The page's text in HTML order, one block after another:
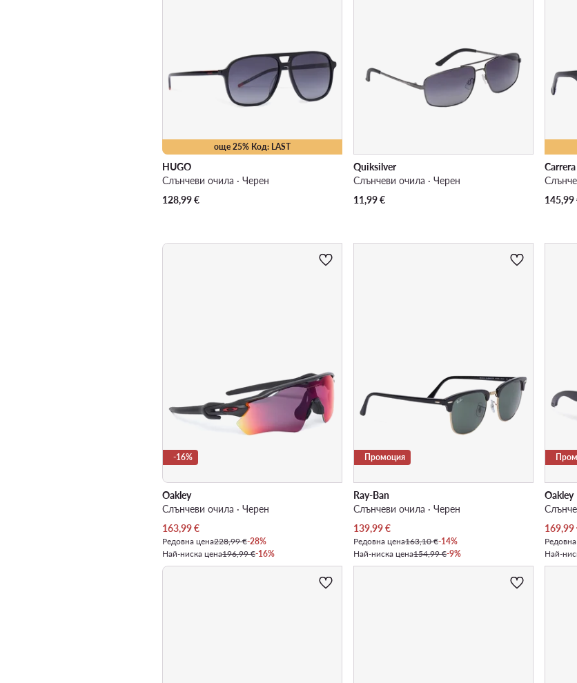
още 25% Код: LAST
HUGO
Слънчеви очила · Черен
128,99€
Quiksilver
Слънчеви очила · Черен
11,99€
Carrera
145,99
-16%
Oakley
Слънчеви очила · Черен
Актуална цена
163,99€
Редовна цена228,99 €-28%
Най-ниска цена196,99 €-16%
Промоция
Ray-Ban
Слънчеви очила · Черен
Актуална цена
139,99€
Редовна цена163,10 €-14%
Най-ниска цена154,99 €-9%
Oakley
169,99
Най-